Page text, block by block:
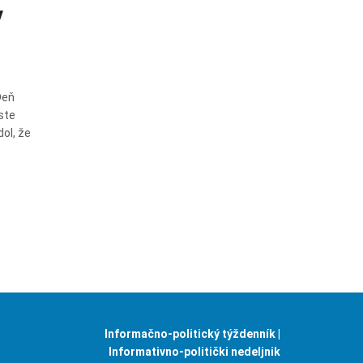
že
Informačno-politický týždenník |
Informativno-politički nedeljnik